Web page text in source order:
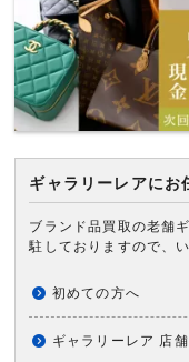
ギャラリーレアにお
ブランド品買取の老舗
駐しておりますので、
初めての方へ
ギャラリーレア 店